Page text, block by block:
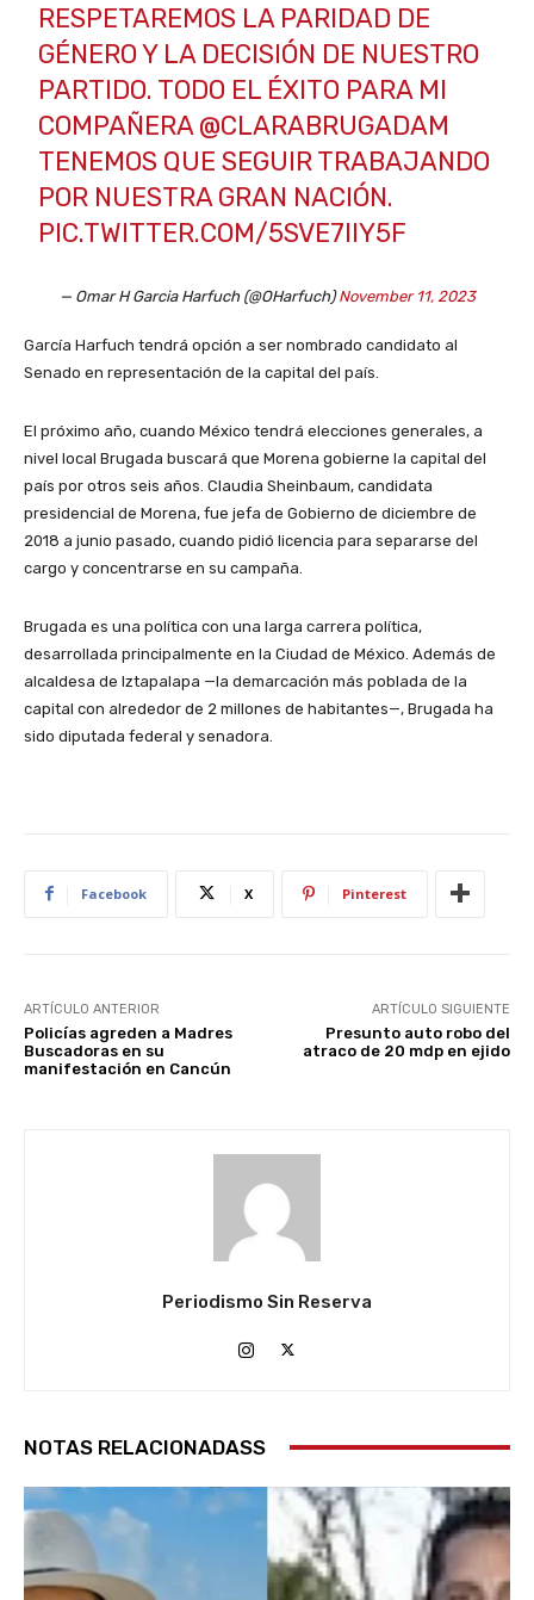
RESPETAREMOS LA PARIDAD DE
GÉNERO Y LA DECISIÓN DE NUESTRO
PARTIDO. TODO EL ÉXITO PARA MI
COMPAÑERA@CLARABRUGADAM
TENEMOS QUE SEGUIR TRABAJANDO
POR NUESTRA GRAN NACIÓN.
PIC.TWITTER.COM/5SVE7IIY5F
— Omar H Garcia Harfuch (@OHarfuch)November 11, 2023
García Harfuch tendrá opción a ser nombrado candidato al
Senado en representación de la capital del país.
El próximo año, cuando México tendrá elecciones generales, a
nivel local Brugada buscará que Morena gobierne la capital del
país por otros seis años. Claudia Sheinbaum, candidata
presidencial de Morena, fue jefa de Gobierno de diciembre de
2018 a junio pasado, cuando pidió licencia para separarse del
cargo y concentrarse en su campaña.
Brugada es una política con una larga carrera política,
desarrollada principalmente en la Ciudad de México. Además de
alcaldesa de Iztapalapa —la demarcación más poblada de la
capital con alrededor de 2 millones de habitantes—, Brugada ha
sido diputada federal y senadora.
Facebook X Pinterest
ARTÍCULO ANTERIOR
Policías agreden a Madres
Buscadoras en su
manifestación en Cancún
ARTÍCULO SIGUIENTE
Presunto auto robo del
atraco de 20 mdp en ejido
Periodismo Sin Reserva
NOTAS RELACIONADASS